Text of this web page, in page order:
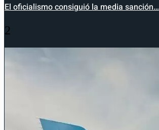
El oficialismo consiguió la media sanción…
2